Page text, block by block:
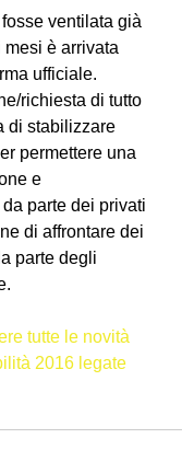
ventilata già
è arrivata
ufficiale.
richiesta di tutto
di stabilizzare
permettere una
e
parte dei privati
di affrontare dei
parte degli
tutte le novità
2016 legate